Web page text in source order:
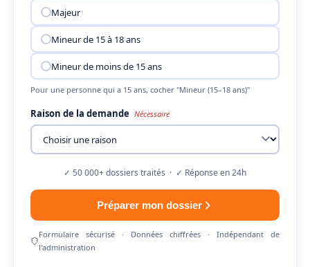
Majeur
Mineur de 15 à 18 ans
Mineur de moins de 15 ans
Pour une personne qui a 15 ans, cocher "Mineur (15–18 ans)"
Raison de la demande Nécessaire
✓ 50 000+ dossiers traités · ✓ Réponse en 24h
Préparer mon dossier
Formulaire sécurisé · Données chiffrées · Indépendant de
l'administration